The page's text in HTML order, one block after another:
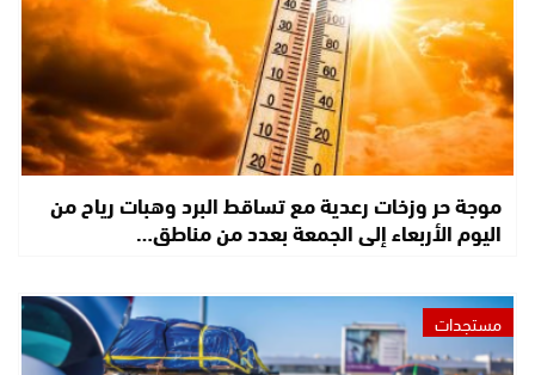
موجة حر وزخات رعدية مع تساقط البرد وهبات رياح من
اليوم الأربعاء إلى الجمعة بعدد من مناطق…
مستجدات